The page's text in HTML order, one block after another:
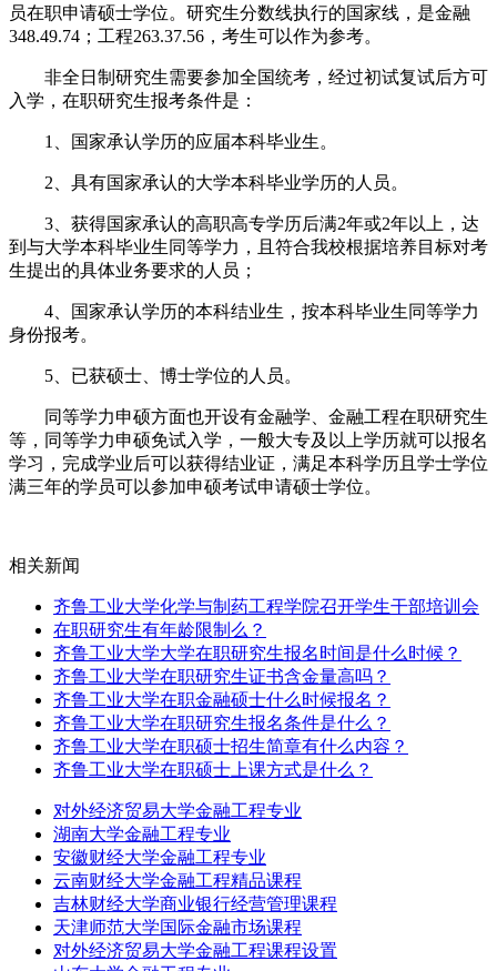
员在职申请硕士学位。研究生分数线执行的国家线，是金融
348.49.74；工程263.37.56，考生可以作为参考。
非全日制研究生需要参加全国统考，经过初试复试后方可
入学，在职研究生报考条件是：
1、国家承认学历的应届本科毕业生。
2、具有国家承认的大学本科毕业学历的人员。
3、获得国家承认的高职高专学历后满2年或2年以上，达
到与大学本科毕业生同等学力，且符合我校根据培养目标对考
生提出的具体业务要求的人员；
4、国家承认学历的本科结业生，按本科毕业生同等学力
身份报考。
5、已获硕士、博士学位的人员。
同等学力申硕方面也开设有金融学、金融工程在职研究生
等，同等学力申硕免试入学，一般大专及以上学历就可以报名
学习，完成学业后可以获得结业证，满足本科学历且学士学位
满三年的学员可以参加申硕考试申请硕士学位。
相关新闻
齐鲁工业大学化学与制药工程学院召开学生干部培训会
在职研究生有年龄限制么？
齐鲁工业大学大学在职研究生报名时间是什么时候？
齐鲁工业大学在职研究生证书含金量高吗？
齐鲁工业大学在职金融硕士什么时候报名？
齐鲁工业大学在职研究生报名条件是什么？
齐鲁工业大学在职硕士招生简章有什么内容？
齐鲁工业大学在职硕士上课方式是什么？
对外经济贸易大学金融工程专业
湖南大学金融工程专业
安徽财经大学金融工程专业
云南财经大学金融工程精品课程
吉林财经大学商业银行经营管理课程
天津师范大学国际金融市场课程
对外经济贸易大学金融工程课程设置